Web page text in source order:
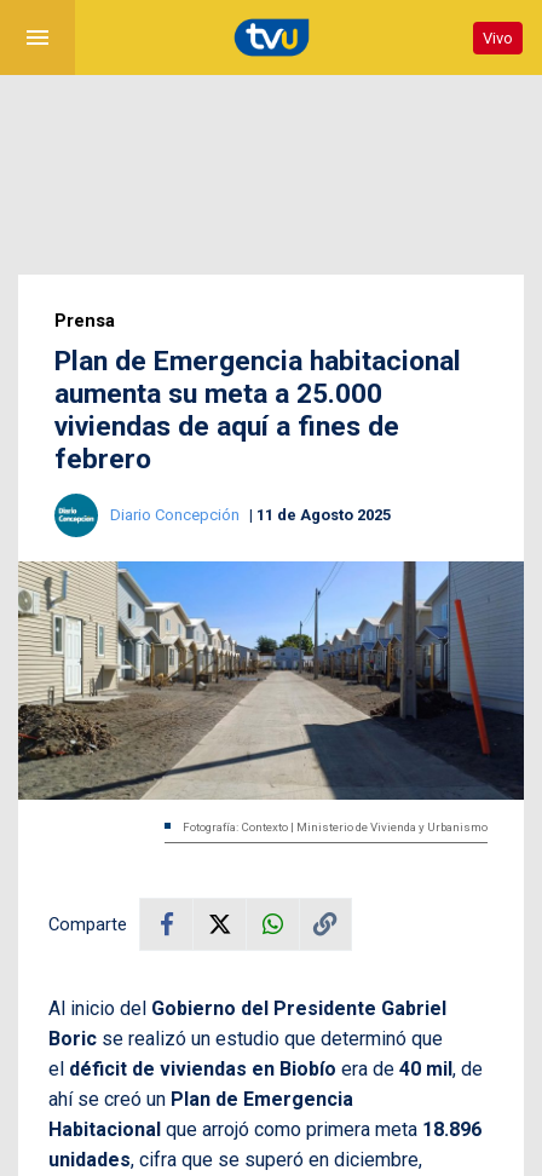
menu Vivo
Prensa
Plan de Emergencia habitacional
aumenta su meta a 25.000
viviendas de aquí a fines de
febrero
Diario Concepción 11 de Agosto 2025
Fotografía: Contexto | Ministerio de Vivienda y Urbanismo
Comparte
Al inicio del Gobierno del Presidente Gabriel
Boric se realizó un estudio que determinó que
el déficit de viviendas en Biobío era de 40 mil, de
ahí se creó un Plan de Emergencia
Habitacional que arrojó como primera meta 18.896
unidades, cifra que se superó en diciembre,